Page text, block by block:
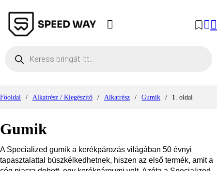
Főoldal / Alkatrész / Kiegészítő / Alkatrész / Gumik / 1. oldal
Gumik
A Specialized gumik a kerékpározás világában 50 évnyi
tapasztalattal büszkélkedhetnek, hiszen az első termék, amit a